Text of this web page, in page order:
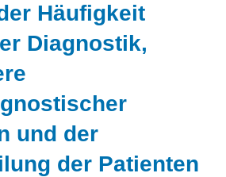
Häufigkeit
Diagnostik,
und der
der Patienten